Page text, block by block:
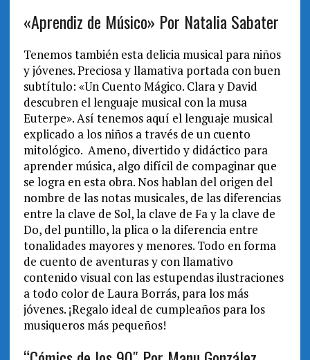
«Aprendiz de Músico» Por Natalia Sabater
Tenemos también esta delicia musical para niños
y jóvenes. Preciosa y llamativa portada con buen
subtítulo: «Un Cuento Mágico. Clara y David
descubren el lenguaje musical con la musa
Euterpe». Así tenemos aquí el lenguaje musical
explicado a los niños a través de un cuento
mitológico. Ameno, divertido y didáctico para
aprender música, algo difícil de compaginar que
se logra en esta obra. Nos hablan del origen del
nombre de las notas musicales, de las diferencias
entre la clave de Sol, la clave de Fa y la clave de
Do, del puntillo, la plica o la diferencia entre
tonalidades mayores y menores. Todo en forma
de cuento de aventuras y con llamativo
contenido visual con las estupendas ilustraciones
a todo color de Laura Borrás, para los más
jóvenes. ¡Regalo ideal de cumpleaños para los
musiqueros más pequeños!